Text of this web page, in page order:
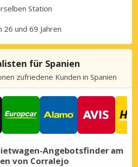
Station
26 und 69 Jahren
für Spanien
zufriedene Kunden in Spanien
Angebotsfinder am
von Corralejo